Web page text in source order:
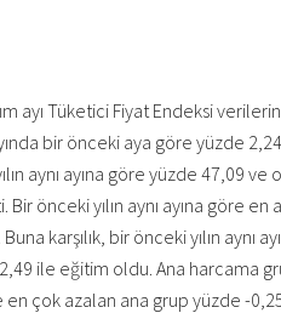
ayı Tüketici Fiyat Endeksi
bir önceki aya göre yüzde
aynı ayına göre yüzde 47,09 ve
önceki yılın aynı ayına göre en
karşılık, bir önceki yılın aynı
ile eğitim oldu. Ana harcama
en çok azalan ana grup yüzde -